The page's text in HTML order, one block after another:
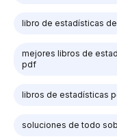
libro de estadísticas
mejores libros de
pdf
libros de estadísticas
soluciones de todo